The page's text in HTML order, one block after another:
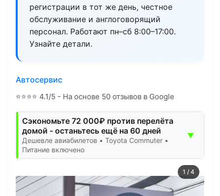
регистрации в тот же день, честное
обслуживание и англоговорящий
персонал. Работают пн–сб 8:00–17:00.
Узнайте детали.
Автосервис
⭐⭐⭐⭐ 4.1/5 - На основе 50 отзывов в Google
Сэкономьте 72 000₽ против перелёта
домой - останьтесь ещё на 60 дней
Дешевле авиабилетов • Toyota Commuter •
Питание включено
▼
1 / 4